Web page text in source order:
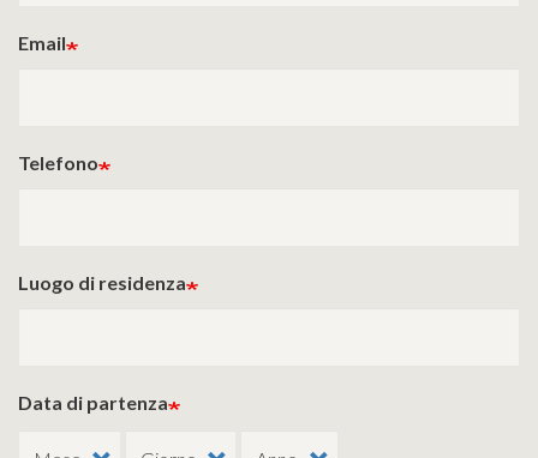
Email
Telefono
Luogo di residenza
Data di partenza